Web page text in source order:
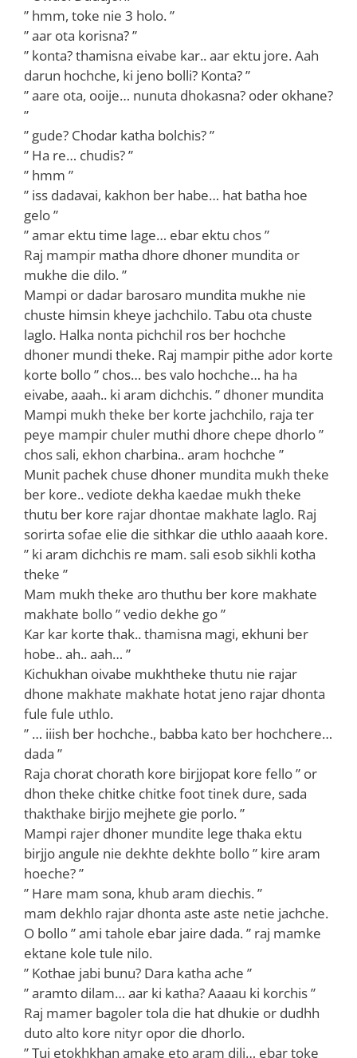
” hmm, toke nie 3 holo. ”
” aar ota korisna? ”
” konta? thamisna eivabe kar.. aar ektu jore. Aah
darun hochche, ki jeno bolli? Konta? ”
” aare ota, ooije… nunuta dhokasna? oder okhane?
”
” gude? Chodar katha bolchis? ”
” Ha re… chudis? ”
” hmm ”
” iss dadavai, kakhon ber habe… hat batha hoe
gelo ”
” amar ektu time lage… ebar ektu chos ”
Raj mampir matha dhore dhoner mundita or
mukhe die dilo. ”
Mampi or dadar barosaro mundita mukhe nie
chuste himsin kheye jachchilo. Tabu ota chuste
laglo. Halka nonta pichchil ros ber hochche
dhoner mundi theke. Raj mampir pithe ador korte
korte bollo ” chos… bes valo hochche… ha ha
eivabe, aaah.. ki aram dichchis. ” dhoner mundita
Mampi mukh theke ber korte jachchilo, raja ter
peye mampir chuler muthi dhore chepe dhorlo ”
chos sali, ekhon charbina.. aram hochche ”
Munit pachek chuse dhoner mundita mukh theke
ber kore.. vediote dekha kaedae mukh theke
thutu ber kore rajar dhontae makhate laglo. Raj
sorirta sofae elie die sithkar die uthlo aaaah kore.
” ki aram dichchis re mam. sali esob sikhli kotha
theke ”
Mam mukh theke aro thuthu ber kore makhate
makhate bollo ” vedio dekhe go ”
Kar kar korte thak.. thamisna magi, ekhuni ber
hobe.. ah.. aah… ”
Kichukhan oivabe mukhtheke thutu nie rajar
dhone makhate makhate hotat jeno rajar dhonta
fule fule uthlo.
” … iiish ber hochche., babba kato ber hochchere…
dada ”
Raja chorat chorath kore birjjopat kore fello ” or
dhon theke chitke chitke foot tinek dure, sada
thakthake birjjo mejhete gie porlo. ”
Mampi rajer dhoner mundite lege thaka ektu
birjjo angule nie dekhte dekhte bollo ” kire aram
hoeche? ”
” Hare mam sona, khub aram diechis. ”
mam dekhlo rajar dhonta aste aste netie jachche.
O bollo ” ami tahole ebar jaire dada. ” raj mamke
ektane kole tule nilo.
” Kothae jabi bunu? Dara katha ache ”
” aramto dilam… aar ki katha? Aaaau ki korchis ”
Raj mamer bagoler tola die hat dhukie or dudhh
duto alto kore nityr opor die dhorlo.
” Tui etokhkhan amake eto aram dili… ebar toke